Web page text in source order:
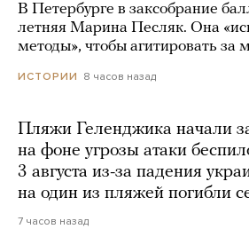
В Петербурге в заксобрание
летняя Марина Песляк. Она
методы», чтобы агитировать за
ИСТОРИИ 8 часов назад
Пляжи Геленджика начали
на фоне угрозы атаки
3 августа из-за падения
на один из пляжей погибли
7 часов назад